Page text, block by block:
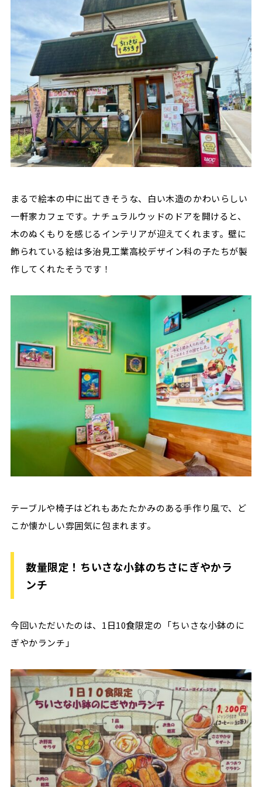
まるで絵本の中に出てきそうな、白い木造のかわいらしい
一軒家カフェです。ナチュラルウッドのドアを開けると、
木のぬくもりを感じるインテリアが迎えてくれます。壁に
飾られている絵は多治見工業高校デザイン科の子たちが製
作してくれたそうです！
テーブルや椅子はどれもあたたかみのある手作り風で、ど
こか懐かしい雰囲気に包まれます。
数量限定！ちいさな小鉢のちさにぎやかラ
ンチ
今回いただいたのは、1日10食限定の「ちいさな小鉢のに
ぎやかランチ」